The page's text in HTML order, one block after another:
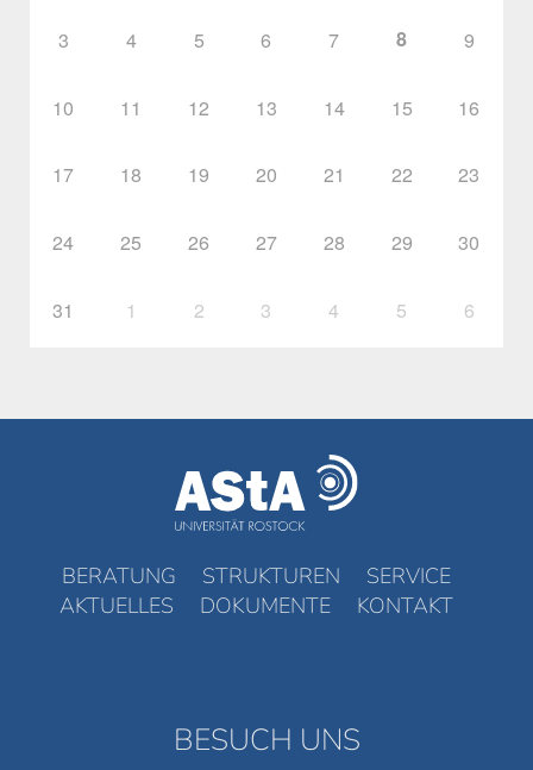
3 4 5 6 7 8 9
10 11 12 13 14 15 16
17 18 19 20 21 22 23
24 25 26 27 28 29 30
31 1 2 3 4 5 6
BERATUNG STRUKTUREN
SERVICE
AKTUELLES
DOKUMENTE KONTAKT
BESUCH UNS